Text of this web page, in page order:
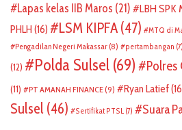
Lapas kelas IIB Maros (21) LBH SPK
PHLH (16) LSM KIPFA (47) MTQ di
Pengadilan Negeri Makassar (8) pertambangan (7)
(12)
Polda Sulsel (69) Polres
(11)
PT AMANAH FINANCE(9) Ryan Latief
Sulsel (46) Sertifikat PTSL (7) Suara